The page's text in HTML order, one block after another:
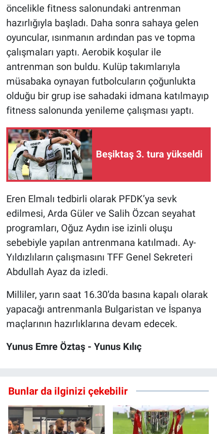
öncelikle fitness salonundaki antrenman
hazırlığıyla başladı. Daha sonra sahaya gelen
oyuncular, ısınmanın ardından pas ve topma
çalışmaları yaptı. Aerobik koşular ile
antrenman son buldu. Kulüp takımlarıyla
müsabaka oynayan futbolcuların çoğunlukta
olduğu bir grup ise sahadaki idmana katılmayıp
fitness salonunda yenileme çalışması yaptı.
Beşiktaş 3. tura yükseldi
Eren Elmalı tedbirli olarak PFDK’ya sevk
edilmesi, Arda Güler ve Salih Özcan seyahat
programları, Oğuz Aydın ise izinli oluşu
sebebiyle yapılan antrenmana katılmadı. Ay-
Yıldızlıların çalışmasını TFF Genel Sekreteri
Abdullah Ayaz da izledi.
Milliler, yarın saat 16.30’da basına kapalı olarak
yapacağı antrenmanla Bulgaristan ve İspanya
maçlarının hazırlıklarına devam edecek.
Yunus Emre Öztaş - Yunus Kılıç
Bunlar da ilginizi çekebilir